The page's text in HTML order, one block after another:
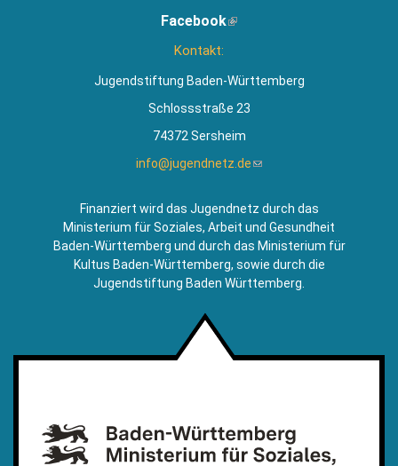
extern)
Facebook(Link
Kontakt:
Jugendstiftung Baden-Württemberg
Schlossstraße 23
74372 Sersheim
info@jugendnetz.de(Link
Mail)
Finanziert wird das Jugendnetz durch das
Ministerium für Soziales, Arbeit und Gesundheit
Baden-Württemberg und durch das Ministerium für
Kultus Baden-Württemberg, sowie durch die
Jugendstiftung Baden Württemberg.